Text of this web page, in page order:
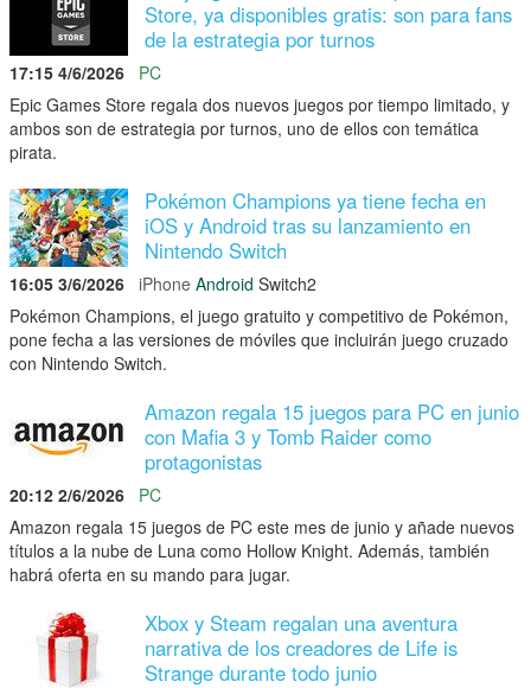
Store, ya disponibles gratis: son para fans
de la estrategia por turnos
17:15 4/6/2026
PC
Epic Games Store regala dos nuevos juegos por tiempo limitado, y
ambos son de estrategia por turnos, uno de ellos con temática
pirata.
Pokémon Champions ya tiene fecha en
iOS y Android tras su lanzamiento en
Nintendo Switch
16:05 3/6/2026 iPhone Android Switch2
Pokémon Champions, el juego gratuito y competitivo de Pokémon,
pone fecha a las versiones de móviles que incluirán juego cruzado
con Nintendo Switch.
Amazon regala 15 juegos para PC en junio
con Mafia 3 y Tomb Raider como
protagonistas
20:12 2/6/2026
PC
Amazon regala 15 juegos de PC este mes de junio y añade nuevos
títulos a la nube de Luna como Hollow Knight. Además, también
habrá oferta en su mando para jugar.
Xbox y Steam regalan una aventura
narrativa de los creadores de Life is
Strange durante todo junio